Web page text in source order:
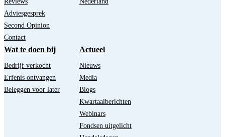
Adviesgesprek
Second Opinion
Contact
Wat te doen bij
Bedrijf verkocht
Erfenis ontvangen
Beleggen voor later
Actueel
Nieuws
Media
Blogs
Kwartaalberichten
Webinars
Fondsen uitgelicht